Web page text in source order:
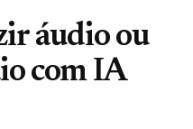
áudio ou
com IA